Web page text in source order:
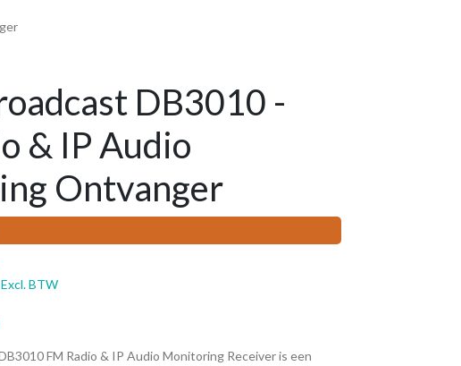
DB3010 -
& IP Audio
Ontvanger
Excl. BTW
FM Radio & IP Audio Monitoring Receiver is een